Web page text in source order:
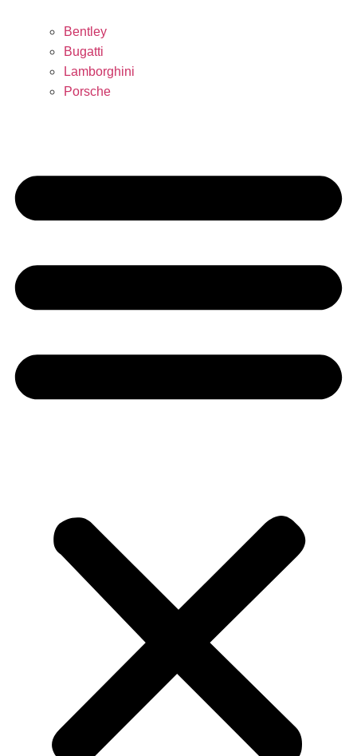
Bentley
Bugatti
Lamborghini
Porsche